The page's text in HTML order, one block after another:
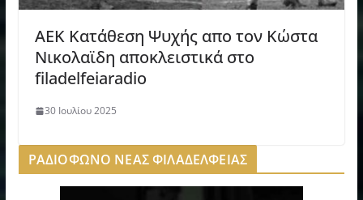
ΑΕΚ Κατάθεση Ψυχής απο τον Κώστα
Νικολαϊδη αποκλειστικά στο
filadelfeiaradio
30 Ιουλίου 2025
ΡΑΔΙΟΦΩΝΟ ΝΕΑΣ ΦΙΛΑΔΕΛΦΕΙΑΣ